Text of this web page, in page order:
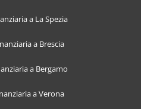
a La Spezia
a Brescia
a Bergamo
a Verona